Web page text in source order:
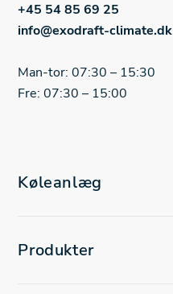
+45 54 85 69 25
info@exodraft-climate.dk
Man-tor: 07:30 – 15:30
Fre: 07:30 – 15:00
Køleanlæg
Produkter